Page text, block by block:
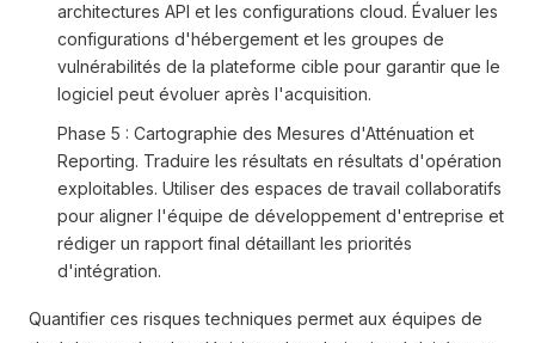
architectures API et les configurations cloud. Évaluer les
configurations d'hébergement et les groupes de
vulnérabilités de la plateforme cible pour garantir que le
logiciel peut évoluer après l'acquisition.
Phase 5 : Cartographie des Mesures d'Atténuation et
Reporting. Traduire les résultats en résultats d'opération
exploitables. Utiliser des espaces de travail collaboratifs
pour aligner l'équipe de développement d'entreprise et
rédiger un rapport final détaillant les priorités
d'intégration.
Quantifier ces risques techniques permet aux équipes de